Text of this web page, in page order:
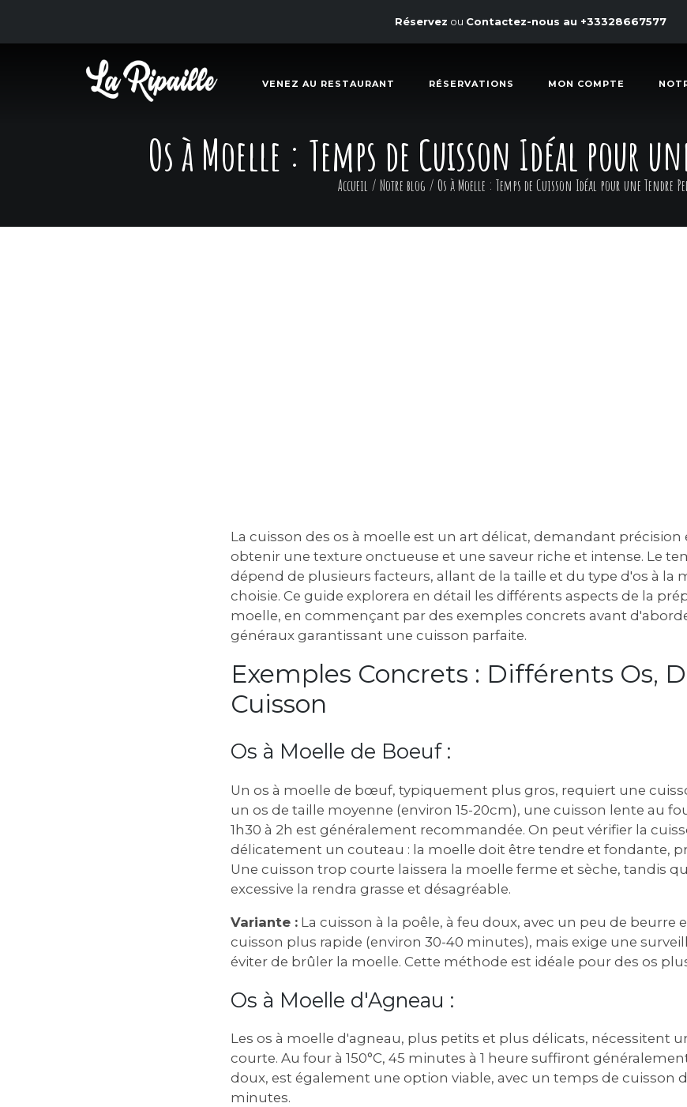
Réservez ou Contactez-nous au +33328667577
VENEZ AU RESTAURANT RÉSERVATIONS MON COMPTE
Os à Moelle : Temps de Cuisson Idéal pour
Accueil / Notre blog / Os à Moelle : Temps de Cuisson Idéal pour une Tendre
La cuisson des os à moelle est un art délicat‚ demandant
obtenir une texture onctueuse et une saveur riche et intense. Le
dépend de plusieurs facteurs‚ allant de la taille et du type d'os à la
choisie. Ce guide explorera en détail les différents aspects de la
moelle‚ en commençant par des exemples concrets avant
généraux garantissant une cuisson parfaite.
Exemples Concrets : Différents Os‚
Cuisson
Os à Moelle de Boeuf :
Un os à moelle de bœuf‚ typiquement plus gros‚ requiert une
un os de taille moyenne (environ 15-20cm)‚ une cuisson lente au
1h30 à 2h est généralement recommandée. On peut vérifier la
délicatement un couteau : la moelle doit être tendre et fondante‚
Une cuisson trop courte laissera la moelle ferme et sèche‚ tandis
excessive la rendra grasse et désagréable.
Variante : La cuisson à la poêle‚ à feu doux‚ avec un peu de beurre
cuisson plus rapide (environ 30-40 minutes)‚ mais exige une
éviter de brûler la moelle. Cette méthode est idéale pour des os
Os à Moelle d'Agneau :
Les os à moelle d'agneau‚ plus petits et plus délicats‚ nécessitent
courte. Au four à 150°C‚ 45 minutes à 1 heure suffiront
doux‚ est également une option viable‚ avec un temps de cuisson
minutes.